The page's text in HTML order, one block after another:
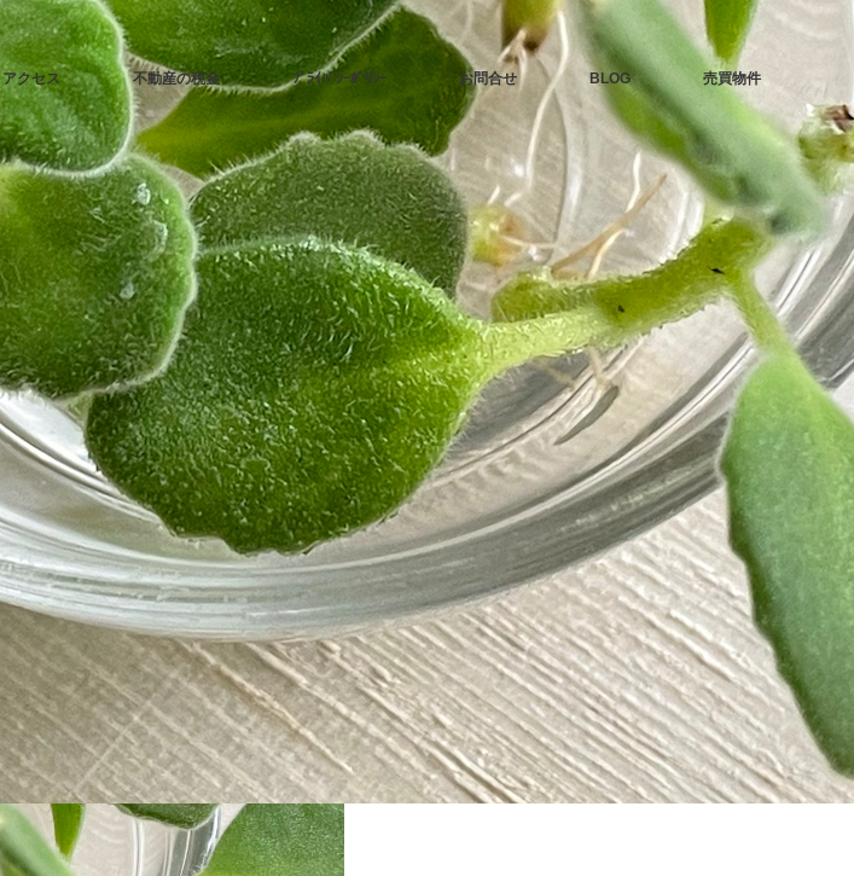
アクセス 不動産の税金 ﾌﾟﾗｲﾊﾞｼｰﾎﾟﾘｼｰ お問合せ BLOG 売買物件